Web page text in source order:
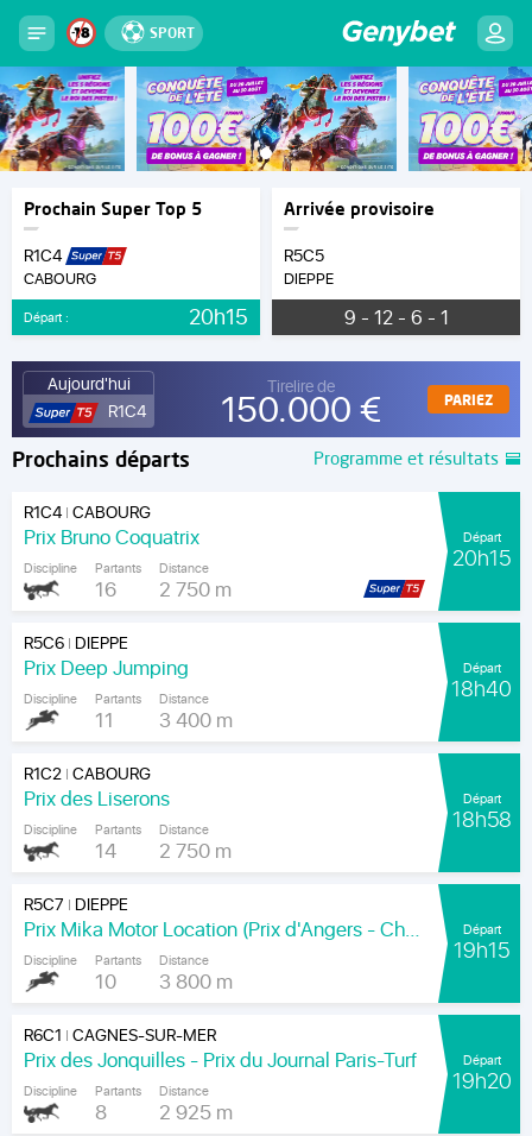
SPORT
Prochain Super Top 5
R1C4
CABOURG
Départ : 20h15
Arrivée provisoire
R5C5
DIEPPE
9 - 12 - 6 - 1
Aujourd'hui
R1C4
Tirelire de
150.000 € PARIEZ
Prochains départs Programme et résultats
R1C4|CABOURG
Prix Bruno Coquatrix
Discipline Partants
16
Distance
2 750 m
Départ
20h15
R5C6| DIEPPE
Prix Deep Jumping
Discipline Partants
11
Distance
3 400 m
Départ
18h40
R1C2|CABOURG
Prix des Liserons
Discipline Partants
14
Distance
2 750 m
Départ
18h58
R5C7 | DIEPPE
Prix Mika Motor Location (Prix d'Angers - Chamionnat Paris-Turf des Apprentis-Jeunes-Jockeys)
Discipline Partants
10
Distance
3 800 m
Départ
19h15
R6C1 |CAGNES-SUR-MER
Prix des Jonquilles - Prix du Journal Paris-Turf
Discipline Partants
8
Distance
2 925 m
Départ
19h20